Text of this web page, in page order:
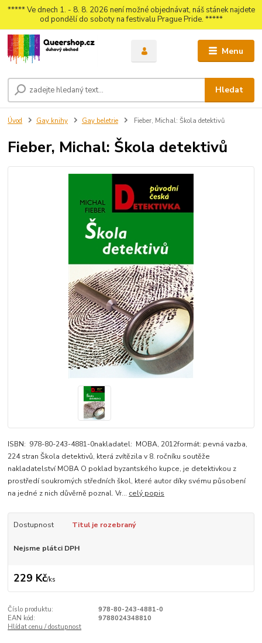
***** Ve dnech 1. - 8. 8. 2026 není možné objednávat, náš stánek najdete
od pondělí do soboty na festivalu Prague Pride. *****
Menu
Hledat
Úvod Gay knihy Gay beletrie Fieber, Michal: Škola detektivů
Fieber, Michal: Škola detektivů
ISBN: 978-80-243-4881-0nakladatel: MOBA, 2012formát: pevná vazba,
224 stran Škola detektivů, která zvítězila v 8. ročníku soutěže
nakladatelství MOBA O poklad byzantského kupce, je detektivkou z
prostředí soukromých středních škol, které autor díky svému působení
na jedné z nich důvěrně poznal. Vr... celý popis
Dostupnost Titul je rozebraný
Nejsme plátci DPH
229 Kč/ks
Číslo produktu:
978-80-243-4881-0
EAN kód:
9788024348810
Hlídat cenu / dostupnost